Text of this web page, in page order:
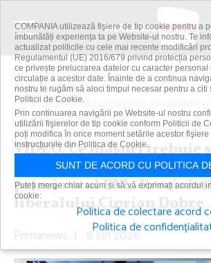
Acasă
Știri
VIDEO. Ce măsuri trebuie să cuprindă
guvernare pentru a primi...
VIDEO. Ce măsuri trebuie
programul de guvernare
primi votul PNL.
liberalului Ciprian Dobre
Primanews | 8 iun 2026
COMPANIA utilizează fişiere de tip cookie pentru a
îmbunătăți experiența ta pe Website-ul nostru. Te
actualizat politicile cu cele mai recente modificări
Regulamentul (UE) 2016/679 privind protecția
ce privește prelucrarea datelor cu caracter
circulație a acestor date. Înainte de a continua
nostru te rugăm să aloci timpul necesar pentru a citi
Politicii de Cookie.
Prin continuarea navigării pe Website-ul nostru
utilizării fişierelor de tip cookie conform Politicii de
poți modifica în orice moment setările acestor fişiere
instrucțiunile din Politica de Cookie.
SUNT DE ACORD CU POLITICA
Puteți merge chiar acum și să vă exprimați acordul
cookie:
Politica de colectare acord
Politica de